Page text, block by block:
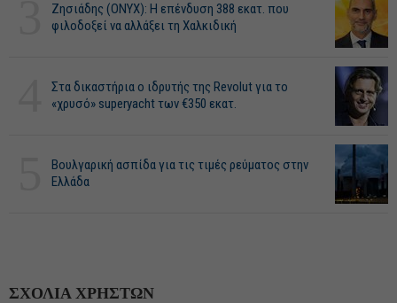
Ζησιάδης (ONYX): Η επένδυση 388 εκατ. που
φιλοδοξεί να αλλάξει τη Χαλκιδική
Στα δικαστήρια ο ιδρυτής της Revolut για το
«χρυσό» superyacht των €350 εκατ.
Βουλγαρική ασπίδα για τις τιμές ρεύματος στην
Ελλάδα
ΣΧΟΛΙΑ ΧΡΗΣΤΩΝ